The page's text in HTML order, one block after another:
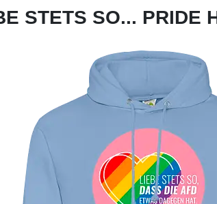
STETS SO... PRIDE